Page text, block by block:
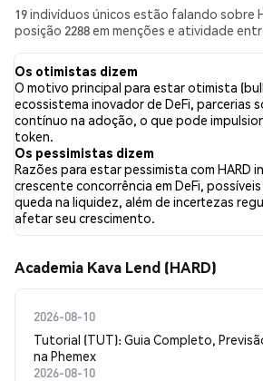
19 indivíduos únicos estão falando sobre
posição 2288 em menções e atividade
HARD em todas as redes sociais foi
publicados 21 artigos de notícias sobre
NaN% dos tweets apresentaram um
comparação com NaN% dos tweets com
sobre HARD. NaN% dos tweets foram
HARD. Esses sentimentos são baseados
Os otimistas dizem
O motivo principal para estar otimista
ecossistema inovador de DeFi, parcerias
contínuo na adoção, o que pode
token.
Os pessimistas dizem
Razões para estar pessimista com HARD
crescente concorrência em DeFi,
queda na liquidez, além de incertezas
afetar seu crescimento.
Academia Kava Lend (HARD)
2026-08-10
Tutorial (TUT): Guia Completo,
na Phemex
2026-08-10